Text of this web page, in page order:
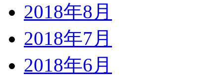
2018年8月
2018年7月
2018年6月